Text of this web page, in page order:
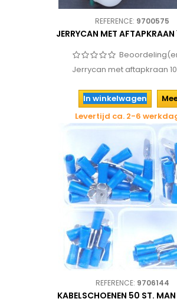
REFERENCE: 9700575
JERRYCAN MET AFTAPKRAAN
Jerrycan met aftapkraan
In winkelwagen
Levertijd ca. 2-6
REFERENCE: 9706144
KABELSCHOENEN 50 ST.